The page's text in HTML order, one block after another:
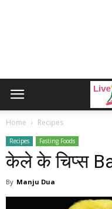
Home Recipes
Recipes Fasting Foods
केले के चिप्स
By Manju Dua